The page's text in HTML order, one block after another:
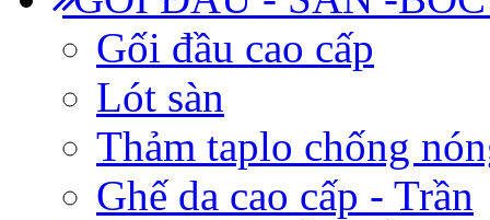
Gối đầu cao cấp
Lót sàn
Thảm taplo chống
Ghế da cao cấp - Trần